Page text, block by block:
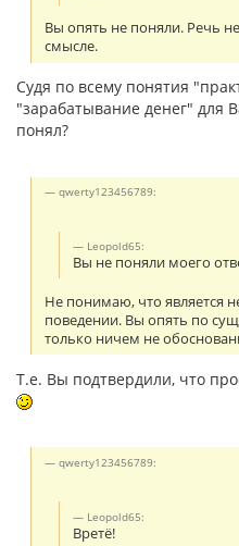
Вы опять не поняли. Речь
смысле.
Судя по всему понятия
"зарабатывание денег" для
понял?
qwerty123456789:
Leopold65:
Вы не поняли моего
Не понимаю, что является
поведении. Вы опять по
только ничем не
Т.е. Вы подтвердили, что
qwerty123456789:
Leopold65:
Вретё!